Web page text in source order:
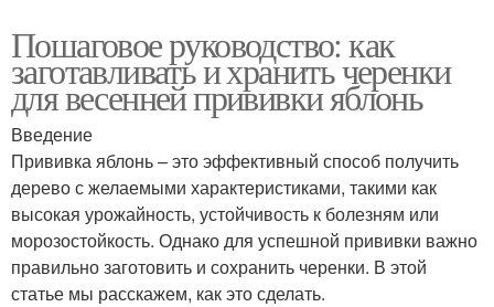
Пошаговое руководство: как
заготавливать и хранить черенки
для весенней прививки яблонь
Введение
Прививка яблонь – это эффективный способ получить
дерево с желаемыми характеристиками, такими как
высокая урожайность, устойчивость к болезням или
морозостойкость. Однако для успешной прививки важно
правильно заготовить и сохранить черенки. В этой
статье мы расскажем, как это сделать.